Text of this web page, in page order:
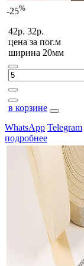
-25%
42р. 32р.
цена за пог.м
ширина 20мм
в корзине
WhatsApp Telegram
подробнее